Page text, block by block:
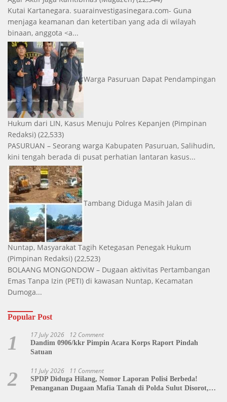
Kutai Kartanegara. suarainvestigasinegara.com- Guna
menjaga keamanan dan ketertiban yang ada di wilayah
binaan, anggota <a...
Warga Pasuruan Dapat Pendampingan
Hukum dari LIN, Kasus Menuju Polres Kepanjen (Pimpinan
Redaksi) (22,533)
PASURUAN – Seorang warga Kabupaten Pasuruan, Salihudin,
kini tengah berada di pusat perhatian lantaran kasus...
Tambang Diduga Masih Jalan di
Nuntap, Masyarakat Tagih Ketegasan Penegak Hukum
(Pimpinan Redaksi) (22,523)
BOLAANG MONGONDOW – Dugaan aktivitas Pertambangan
Emas Tanpa Izin (PETI) di kawasan Nuntap, Kecamatan
Dumoga...
Popular Post
1 17 July 2026 12 Comment
Dandim 0906/kkr Pimpin Acara Korps Raport Pindah
Satuan
2 11 July 2026 11 Comment
SPDP Diduga Hilang, Nomor Laporan Polisi Berbeda!
Penanganan Dugaan Mafia Tanah di Polda Sulut Disorot,